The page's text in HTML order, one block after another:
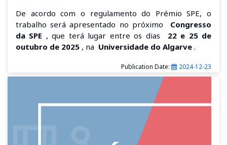
De acordo com o regulamento do Prémio SPE, o
trabalho será apresentado no próximo
Congresso
da SPE , que terá lugar entre os dias
22 e 25 de
outubro de 2025 , na Universidade do Algarve .
Publication Date: 2024-12-23